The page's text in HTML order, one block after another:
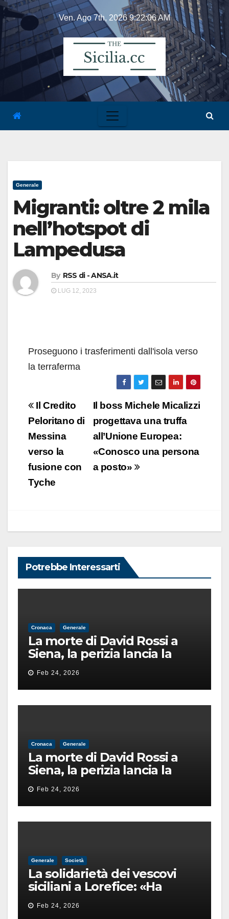
Skip
content
Ven. Ago 7th, 20269:22:06 AM
Generale
Migranti: oltre 2 mila
nell’hotspot di
Lampedusa
By RSS di - ANSA.it
LUG 12, 2023
Proseguono i trasferimenti dall'isola verso
la terraferma
Navigazione
articoli
Il boss Michele Micalizzi
progettava una truffa
all’Unione Europea:
«Conosco una persona
a posto»
Il Credito
Peloritano di
Messina
verso la
fusione con
Tyche
Potrebbe Interessarti
Cronaca Generale
La morte di David Rossi a
Siena, la perizia lancia la
pista di un’intimidazione
finita male
Feb 24, 2026
Cronaca Generale
La morte di David Rossi a
Siena, la perizia lancia la
pista di un’intimidazione
finita male
Feb 24, 2026
Generale Società
La solidarietà dei vescovi
siciliani a Lorefice: «Ha
difeso il valore e la dignità
dell’umanità»
Feb 24, 2026